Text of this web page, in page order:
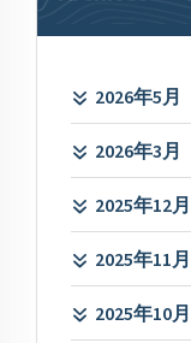
2026年5月
2026年3月
2025年12月
2025年11月
2025年10月